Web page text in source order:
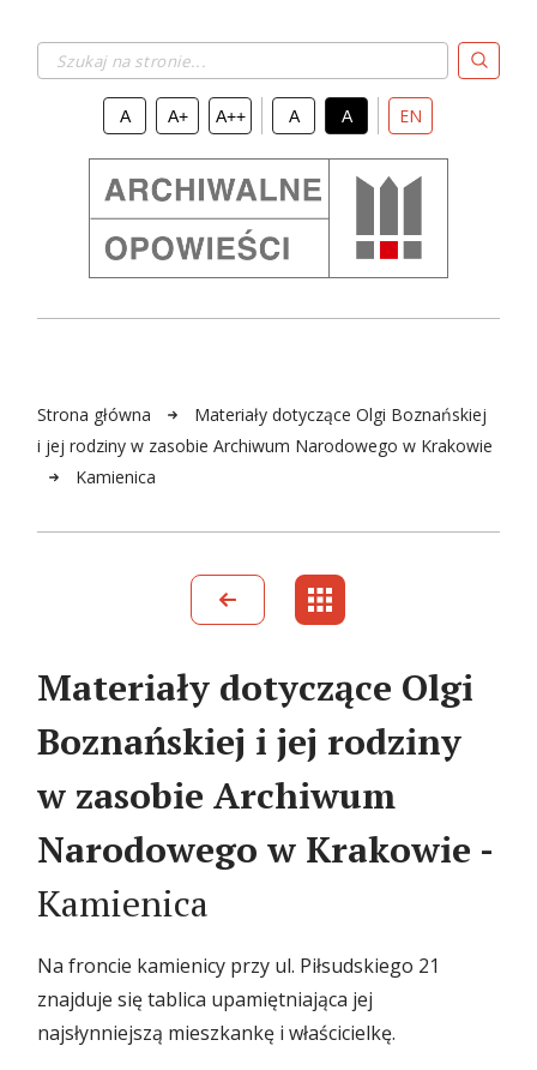
A A+ A++ A A EN
Strona główna
Materiały dotyczące Olgi Boznańskiej
i jej rodziny w zasobie Archiwum Narodowego w Krakowie
Kamienica
Materiały dotyczące Olgi
Boznańskiej i jej rodziny
w zasobie Archiwum
Narodowego w Krakowie -
Kamienica
Na froncie kamienicy przy ul. Piłsudskiego 21
znajduje się tablica upamiętniająca jej
najsłynniejszą mieszkankę i właścicielkę.